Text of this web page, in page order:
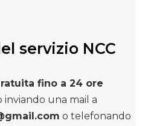
servizio NCC
fino a 24 ore
inviando una mail a
o telefonando